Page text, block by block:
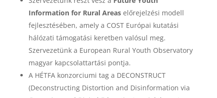
Information for Rural Areaselőrejelzési modell
fejlesztésében, amely a COST Európai kutatási
hálózati támogatási keretben valósul meg.
Szervezetünk a European Rural Youth Observatory
magyar kapcsolattartási pontja.
A HÉTFA konzorciumi tag a DECONSTRUCT
(Deconstructing Distortion and Disinformation via